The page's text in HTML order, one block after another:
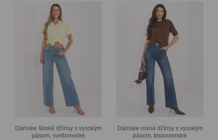
Dámske široké džínsy s vysokým
pásom, svetlomodré
Dámske rovné džínsy s vysokým
pásom, tmavomodré